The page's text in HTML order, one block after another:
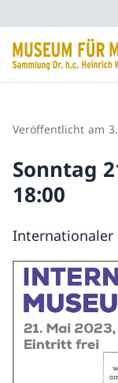
Veröffentlicht am
Sonntag
18:00
Internationaler